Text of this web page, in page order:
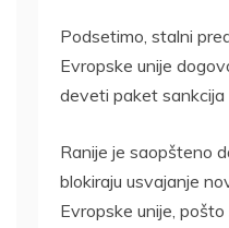
Podsetimo, stalni
Evropske unije
deveti paket sankcija
Ranije je saopšteno
blokiraju usvajanje
Evropske unije,